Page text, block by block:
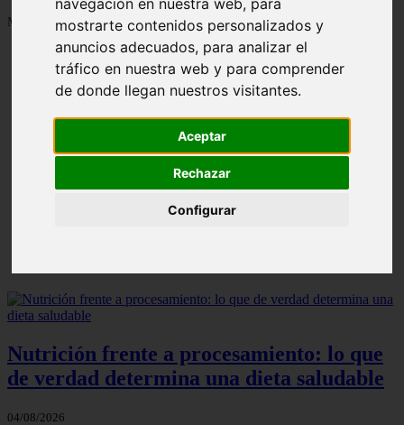
mostrarte contenidos personalizados y
anuncios adecuados, para analizar el
tráfico en nuestra web y para comprender
de donde llegan nuestros visitantes.
Aceptar
Rechazar
Configurar
Mostrando 1 - 24 de 1287 artículos
Contraindicaciones del espino amarillo: conocelas
ahora
Nutrición frente a procesamiento: lo que
de verdad determina una dieta saludable
04/08/2026